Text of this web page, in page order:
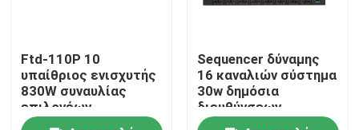
Ftd-110P 10
υπαίθριος ενισχυτής
830W συναυλίας
επιλογέων
σελιδοποίησης
Sequencer δύναμης
16 καναλιών σύστημα
30w δημόσια
διευθύνσεων